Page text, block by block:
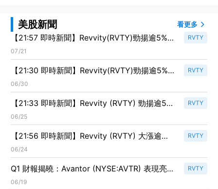
美股新聞 看更多
【21:57 即時新聞】Revvity(RVTY)勁揚逾5%
短線指標轉弱下的反彈行情
RVTY
07/21
【21:30 即時新聞】Revvity(RVTY)勁揚逾5%：
KD與MACD同步轉強推升股價創波段高
RVTY
06/30
【21:33 即時新聞】Revvity (RVTY) 勁揚逾5%
重新站回季線上方、技術面轉強
RVTY
06/25
【21:56 即時新聞】Revvity (RVTY) 大漲逾
5%，股價站穩年線上方、技術指標由弱轉穩
RVTY
06/24
Q1 財報揭曉：Avantor (NYSE:AVTR) 表現亮
眼，研究工具股競爭激烈！
RVTY
06/19